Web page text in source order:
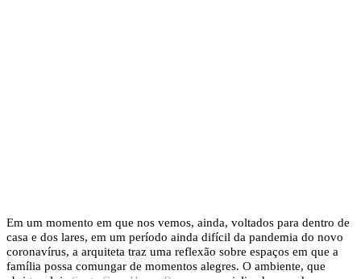
Em um momento em que nos vemos, ainda, voltados para dentro de
casa e dos lares, em um período ainda difícil da pandemia do novo
coronavírus, a arquiteta traz uma reflexão sobre espaços em que a
família possa comungar de momentos alegres. O ambiente, que